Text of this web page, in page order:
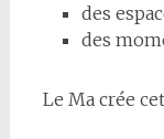
des
des
Le Ma crée